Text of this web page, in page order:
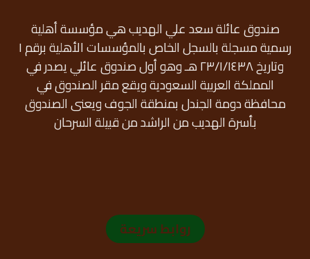
صندوق عائلة سعد علي الهديب هي مؤسسة أهلية
رسمية مسجلة بالسجل الخاص بالمؤسسات الأهلية برقم ١
وتاريخ ٢٣/١/١٤٣٨ هـ وهو أول صندوق عائلي يصدر في
المملكة العربية السعودية ويقع مقر الصندوق في
محافظة دومة الجندل بمنطقة الجوف ويعنى الصندوق
بأسرة الهديب من الراشد من قبيلة السرحان
روابط سريعة